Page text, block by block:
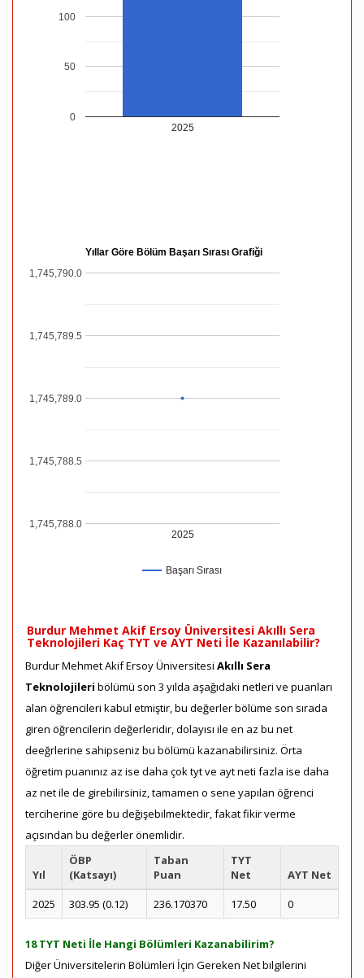
2025
0
50
100
Yıllar Göre Bölüm Başarı Sırası Grafiği
Başarı Sırası
2025
1,745,788.0
1,745,788.5
1,745,789.0
1,745,789.5
1,745,790.0
Burdur Mehmet Akif Ersoy Üniversitesi Akıllı Sera
Teknolojileri Kaç TYT ve AYT Neti İle Kazanılabilir?
Burdur Mehmet Akif Ersoy Üniversitesi Akıllı Sera
Teknolojileri bölümü son 3 yılda aşağıdaki netleri ve puanları
alan öğrencileri kabul etmiştir, bu değerler bölüme son sırada
giren öğrencilerin değerleridir, dolayısı ile en az bu net
deeğrlerine sahipseniz bu bölümü kazanabilirsiniz. Örta
öğretim puanınız az ise daha çok tyt ve ayt neti fazla ise daha
az net ile de girebilirsiniz, tamamen o sene yapılan öğrenci
terciherine göre bu değişebilmektedir, fakat fikir verme
açısından bu değerler önemlidir.
Yıl
ÖBP
(Katsayı)
Taban
Puan
TYT
Net
AYT Net
2025
303.95 (0.12) 236.170370 17.50 0
18 TYT Neti İle Hangi Bölümleri Kazanabilirim?
Diğer Üniversitelerin Bölümleri İçin Gereken Net bilgilerini